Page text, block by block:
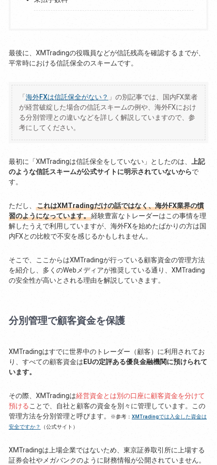
最後に、XMTradingの役職員などが信託残高を確認するまでが、
平常時における信託保全のスキームです。
「 海外FXは信託保全がない？ 」の別記事では、国内FX業者
が経営破綻した場合の信託スキームの例や、海外FXにおけ
る分別管理との違いなどを詳しく解説していますので、参
考にしてください。
最初に「XMTradingは信託保全をしていない」としたのは、
上記
のような信託スキームが公式サイトに明示されていないからで
す。
ただし、
これはXMTradingだけの話ではなく、海外FX業界の慣
習のようになっています。経験豊富なトレーダーはこの事情を理
解したうえで利用していますが、海外FXを始めたばかりの方は国
内FXとの比較で不安を感じるかもしれません。
そこで、ここからはXMTradingが行っている顧客資金の管理方法
を紹介し、多くのWebメディアが推奨している通り、XMTrading
の安全性が高いとされる理由を解説していきます。
分別管理で顧客資金を保護
XMTradingはすでに世界中のトレーダー（顧客）に利用されてお
り、すべての顧客資金は EUの定評ある優良金融機関に預けられて
います。
その際、XMTradingは経営資金とは別の口座に顧客資金を分けて
預ける ことで、自社と顧客の資金を別々に管理しています。この
管理方法を分別管理と呼びます。
※参考： XMTradingでは入金した資金は
安全ですか？
（公式サイト）
XMTradingは上場企業ではないため、東京証券取引所に上場する
証券会社やメガバンクのように財務情報が公開されていません。